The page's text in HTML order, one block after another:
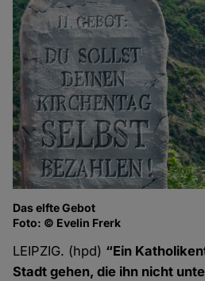
Das elfte Gebot
Foto: © Evelin Frerk
LEIPZIG. (hpd) “Ein
Stadt gehen, die ihn nicht